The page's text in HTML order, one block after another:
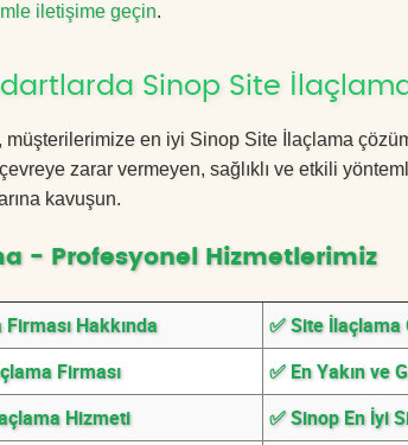
iletişime geçin.
Sinop Site
müşterilerimize en iyi Sinop Site İlaçlama
zarar vermeyen, sağlıklı ve etkili
kavuşun.
- Profesyonel Hizmetlerimiz
Hakkında
✅ Site İlaçlama
Firması
✅ En Yakın ve
Hizmeti
✅ Sinop En İyi